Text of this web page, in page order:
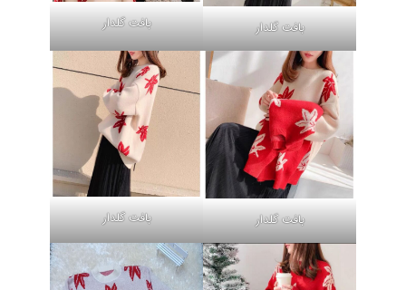
بافت گلدار بافت گلدار
بافت گلدار بافت گلدار